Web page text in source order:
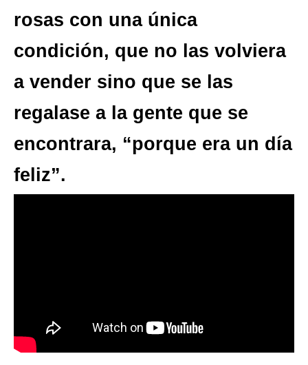
rosas con una única
condición, que no las volviera
a vender sino que se las
regalase a la gente que se
encontrara, “porque era un día
feliz”.